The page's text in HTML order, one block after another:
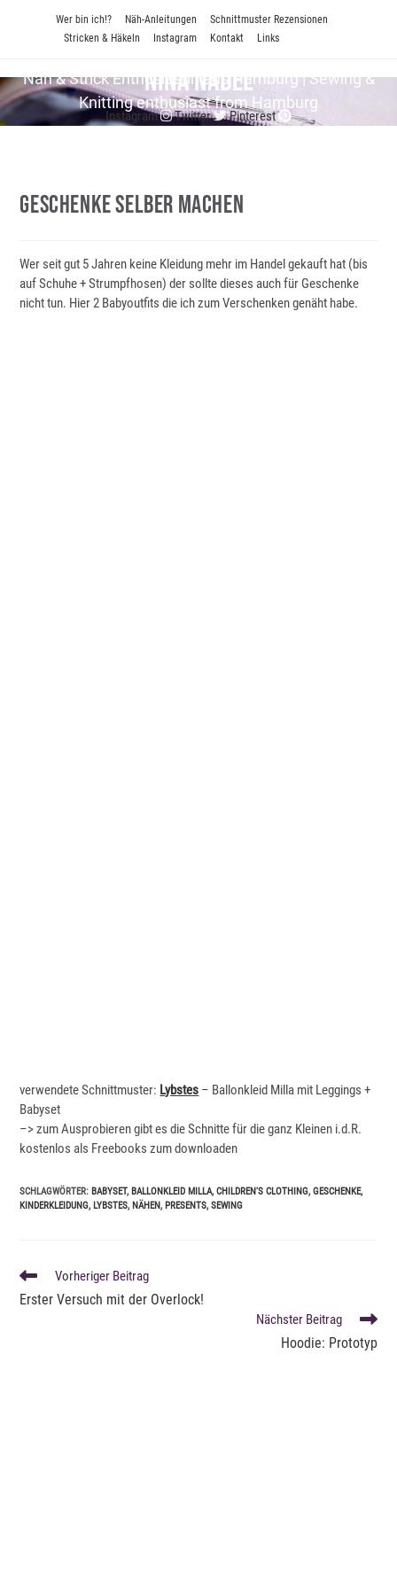
Wer bin ich!? Näh-Anleitungen
Schnittmuster Rezensionen
Stricken & Häkeln
Instagram Kontakt Links
Nina Nadel
Näh & Strick En­thu­si­as­tin aus Hamburg | Sewing &
Knitting enthusiast from Hamburg
Instagram Twitter Pinterest
Geschenke Selber Machen
Wer seit gut 5 Jahren keine Kleidung mehr im Handel gekauft hat (bis
auf Schuhe + Strumpfhosen) der sollte dieses auch für Geschenke
nicht tun. Hier 2 Babyoutfits die ich zum Verschenken genäht habe.
verwendete Schnittmuster: Lybstes – Ballonkleid Milla mit Leggings +
Babyset
–> zum Ausprobieren gibt es die Schnitte für die ganz Kleinen i.d.R.
kostenlos als Freebooks zum downloaden
SCHLAGWÖRTER: BABYSET, BALLONKLEID MILLA, CHILDREN'S CLOTHING, GESCHENKE,
KINDERKLEIDUNG, LYBSTES, NÄHEN, PRESENTS, SEWING
WEITERE
ARTIKEL
ANSEHEN
Vorheriger Beitrag
Erster Versuch mit der Overlock!
Nächster Beitrag
Hoodie: Prototyp